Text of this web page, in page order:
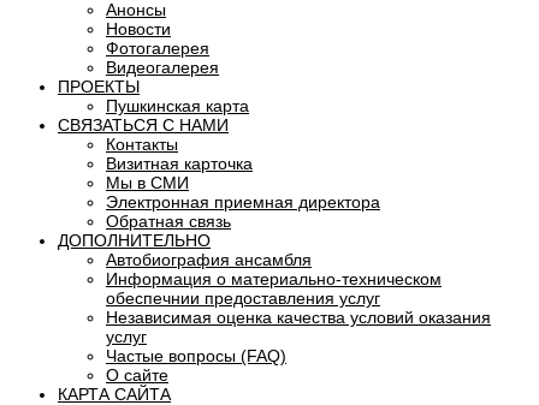
Анонсы
Новости
Фотогалерея
Видеогалерея
ПРОЕКТЫ
Пушкинская карта
СВЯЗАТЬСЯ С НАМИ
Контакты
Визитная карточка
Мы в СМИ
Электронная приемная директора
Обратная связь
ДОПОЛНИТЕЛЬНО
Автобиография ансамбля
Информация о материально-техническом
обеспечнии предоставления услуг
Независимая оценка качества условий оказания
услуг
Частые вопросы (FAQ)
О сайте
КАРТА САЙТА